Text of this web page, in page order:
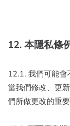
12. 本隱私條
12.1. 我們可能會
當我們修改、更
們所做更改的重